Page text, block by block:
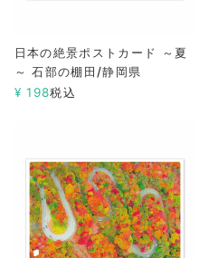
日本の絶景ポストカード ～夏
～ 石部の棚田/静岡県
¥ 198税込